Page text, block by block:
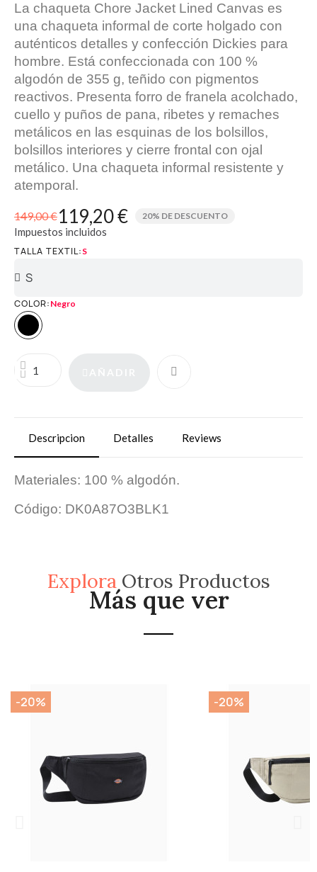
La chaqueta Chore Jacket Lined Canvas es
una chaqueta informal de corte holgado con
auténticos detalles y confección Dickies para
hombre. Está confeccionada con 100 %
algodón de 355 g, teñido con pigmentos
reactivos. Presenta forro de franela acolchado,
cuello y puños de pana, ribetes y remaches
metálicos en las esquinas de los bolsillos,
bolsillos interiores y cierre frontal con ojal
metálico. Una chaqueta informal resistente y
atemporal.
149,00 €119,20 € 20% DE DESCUENTO
Impuestos incluidos
TALLA TEXTIL S
COLOR Negro
Descripcion Detalles Reviews
Materiales: 100 % algodón.
Código: DK0A87O3BLK1
ExploraOtros Productos
Más que ver
-20% -20%